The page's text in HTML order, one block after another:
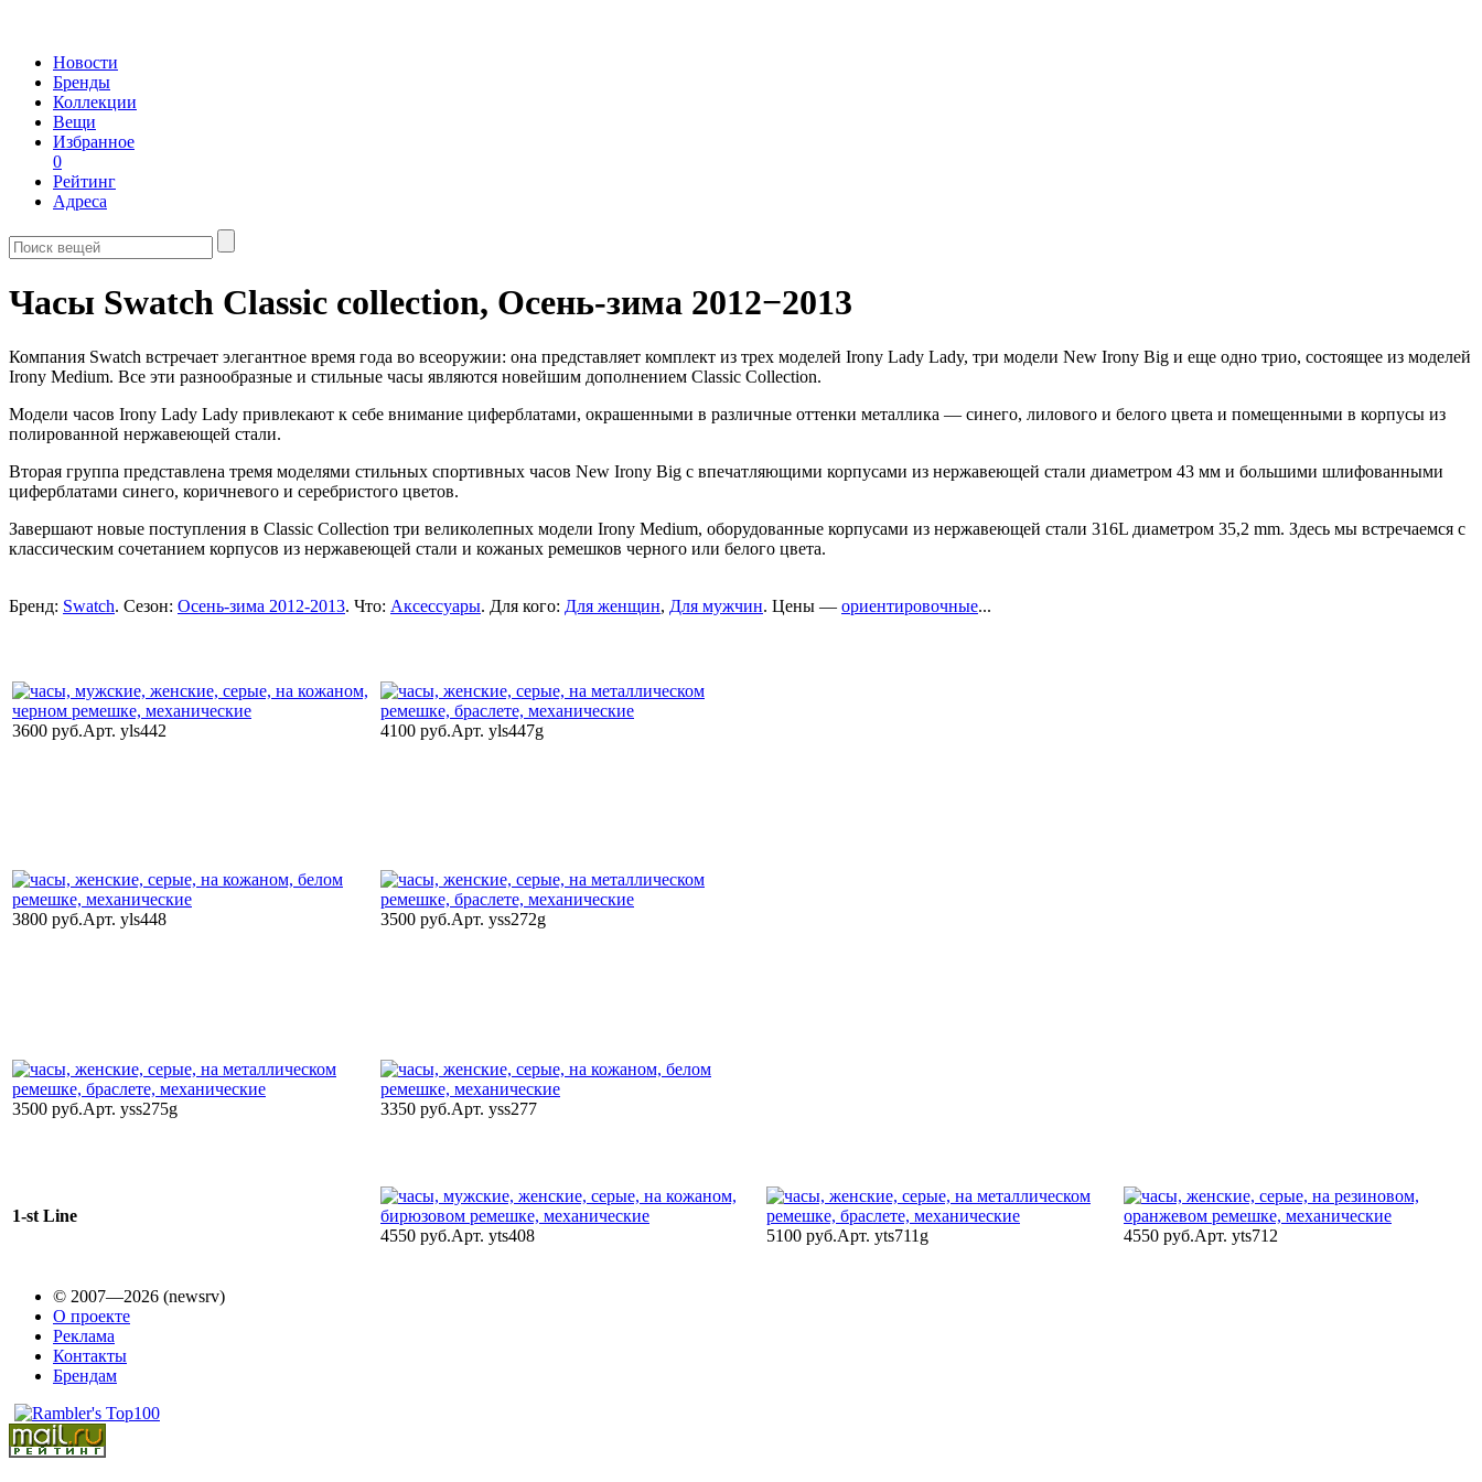
Новости
Бренды
Коллекции
Вещи
Избранное
0
Рейтинг
Адреса
Часы Swatch Classic collection, Осень-зима 2012−2013
Компания Swatch встречает элегантное время года во всеоружии: она представляет комплект из трех моделей Irony Lady Lady, три модели New Irony Big и еще одно трио, состоящее из моделей
Irony Medium. Все эти разнообразные и стильные часы являются новейшим дополнением Classic Collection.
Модели часов Irony Lady Lady привлекают к себе внимание циферблатами, окрашенными в различные оттенки металлика — синего, лилового и белого цвета и помещенными в корпусы из
полированной нержавеющей стали.
Вторая группа представлена тремя моделями стильных спортивных часов New Irony Big с впечатляющими корпусами из нержавеющей стали диаметром 43 мм и большими шлифованными
циферблатами синего, коричневого и серебристого цветов.
Завершают новые поступления в Classic Collection три великолепных модели Irony Medium, оборудованные корпусами из нержавеющей стали 316L диаметром 35,2 mm. Здесь мы встречаемся с
классическим сочетанием корпусов из нержавеющей стали и кожаных ремешков черного или белого цвета.
Бренд: Swatch. Сезон: Осень-зима 2012-2013. Что: Аксессуары. Для кого: Для женщин, Для мужчин. Цены — ориентировочные...
3600 руб.Арт. yls442 4100 руб.Арт. yls447g
3800 руб.Арт. yls448 3500 руб.Арт. yss272g
3500 руб.Арт. yss275g 3350 руб.Арт. yss277
1-st Line
4550 руб.Арт. yts408 5100 руб.Арт. yts711g 4550 руб.Арт. yts712
© 2007—2026 (newsrv)
О проекте
Реклама
Контакты
Брендам